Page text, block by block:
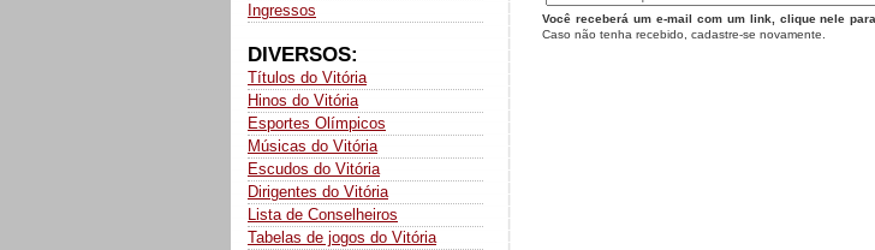
Ingressos
DIVERSOS:
Títulos do Vitória
Hinos do Vitória
Esportes Olímpicos
Músicas do Vitória
Escudos do Vitória
Dirigentes do Vitória
Lista de Conselheiros
Tabelas de jogos do Vitória
Você receberá um e-mail com um link, clique nele
Caso não tenha recebido, cadastre-se novamente.